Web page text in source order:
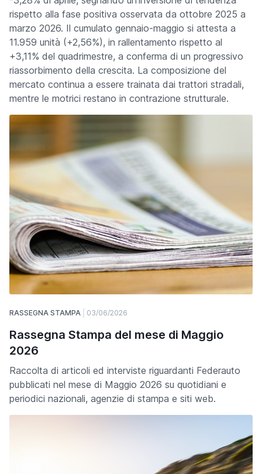
rispetto alla fase positiva osservata da ottobre 2025 a
marzo 2026. Il cumulato gennaio-maggio si attesta a
11.959 unità (+2,56%), in rallentamento rispetto al
+3,11% del quadrimestre, a conferma di un progressivo
riassorbimento della crescita. La composizione del
mercato continua a essere trainata dai trattori stradali,
mentre le motrici restano in contrazione strutturale.
RASSEGNA STAMPA 03/06/2026
Rassegna Stampa del mese di Maggio
2026
Raccolta di articoli ed interviste riguardanti Federauto
pubblicati nel mese di Maggio 2026 su quotidiani e
periodici nazionali, agenzie di stampa e siti web.